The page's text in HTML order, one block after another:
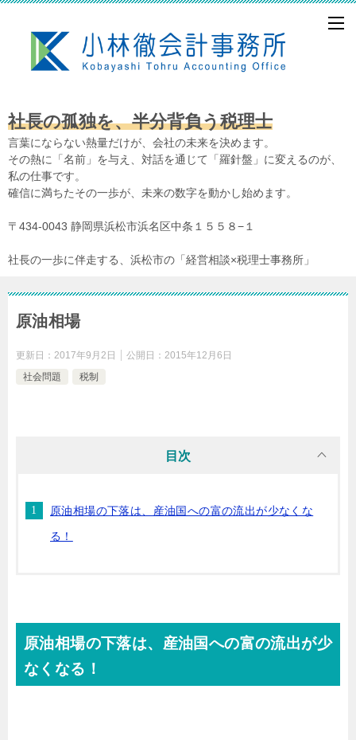
社長の孤独を、半分背負う税理士
言葉にならない熱量だけが、会社の未来を決めます。
その熱に「名前」を与え、対話を通じて「羅針盤」に変えるのが、
私の仕事です。
確信に満ちたその一歩が、未来の数字を動かし始めます。
〒434-0043 静岡県浜松市浜名区中条１５５８−１
社長の一歩に伴走する、浜松市の「経営相談×税理士事務所」
原油相場
更新日： 2017年9月2日 公開日： 2015年12月6日
社会問題
税制
目次
原油相場の下落は、産油国への富の流出が少なくな
る！
原油相場の下落は、産油国への富の流出が少
なくなる！